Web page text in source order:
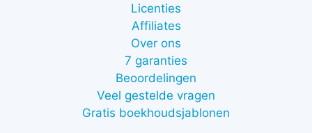
Licenties
Affiliates
Over ons
7 garanties
Beoordelingen
Veel gestelde vragen
Gratis boekhoudsjablonen